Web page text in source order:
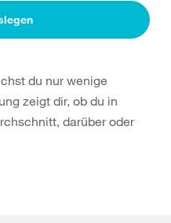
du nur wenige
zeigt dir, ob du in
darüber oder